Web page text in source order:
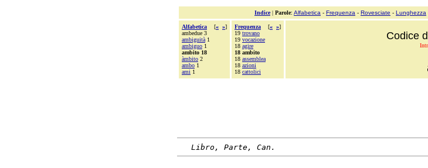
Indice| Parole: Alfabetica - Frequenza - Rovesciate - Lunghezza
Alfabetica [« »]
ambedue 3
ambiguità 1
ambiguo 1
ambito 18
àmbito 2
ambo 1
ami 1
Frequenza [« »]
19 trovano
19 vocazione
18 agire
18 ambito
18 assemblea
18 azioni
18 cattolici
Codice
Libro, Parte, Can.